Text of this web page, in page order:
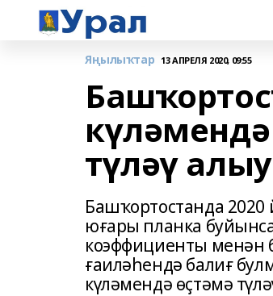
Яңылыҡтар 13 АПРЕЛЯ 2020, 09:55
түләү
Башҡортостанда
юғары планка
коэффициенты менән
ғаиләһендә балиғ
күләмендә өҫтәмә